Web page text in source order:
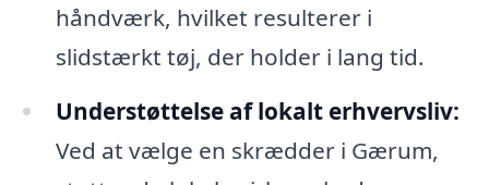
håndværk, hvilket resulterer i
slidstærkt tøj, der holder i lang tid.
Understøttelse af lokalt erhvervsliv:
Ved at vælge en skrædder i Gærum,